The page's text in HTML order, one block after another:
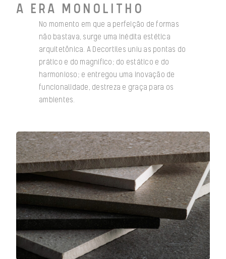
A ERA MONOLITHO
No momento em que a perfeição de formas
não bastava, surge uma inédita estética
arquitetônica. A Decortiles uniu as pontas do
prático e do magnífico; do estático e do
harmonioso; e entregou uma inovação de
funcionalidade, destreza e graça para os
ambientes.